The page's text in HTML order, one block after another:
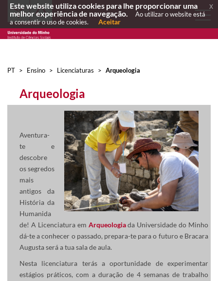
PT > Ensino > Licenciaturas > Arqueologia
Arqueol​ogia
Aventura-
te e
descobre
os segredos
mais
antigos da
História da
Humanida
de! A Licenciatura em Arqueologiada Universidade do Minho
dá-te a conhecer o passado, prepara-te para o futuro e Bracara
Augusta será a tua​ sala de aula.
Nesta licenciatura terás a oportunidade de experimentar
estágios práticos, com a duração de 4 semanas de trabalho
Este website utiliza cookies para lhe proporcionar uma
melhor experiência de navegação.
Ao utilizar o website está
a consentir o uso de cookies.
Aceitar
x